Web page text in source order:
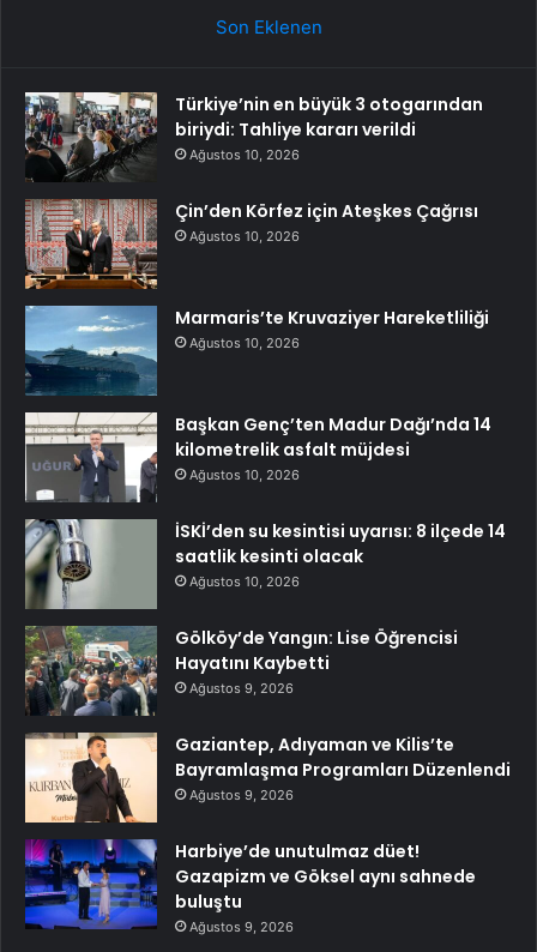
Son Eklenen
Türkiye’nin en büyük 3 otogarından
biriydi: Tahliye kararı verildi
Ağustos 10, 2026
Çin’den Körfez için Ateşkes Çağrısı
Ağustos 10, 2026
Marmaris’te Kruvaziyer Hareketliliği
Ağustos 10, 2026
Başkan Genç’ten Madur Dağı’nda 14
kilometrelik asfalt müjdesi
Ağustos 10, 2026
İSKİ’den su kesintisi uyarısı: 8 ilçede 14
saatlik kesinti olacak
Ağustos 10, 2026
Gölköy’de Yangın: Lise Öğrencisi
Hayatını Kaybetti
Ağustos 9, 2026
Gaziantep, Adıyaman ve Kilis’te
Bayramlaşma Programları Düzenlendi
Ağustos 9, 2026
Harbiye’de unutulmaz düet!
Gazapizm ve Göksel aynı sahnede
buluştu
Ağustos 9, 2026